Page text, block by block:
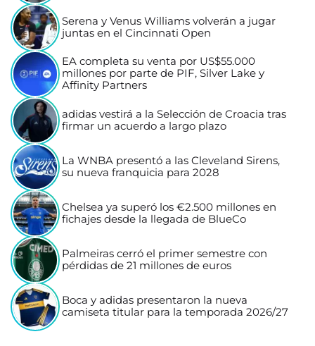
Serena y Venus Williams volverán a jugar
juntas en el Cincinnati Open
EA completa su venta por US$55.000
millones por parte de PIF, Silver Lake y
Affinity Partners
adidas vestirá a la Selección de Croacia tras
firmar un acuerdo a largo plazo
La WNBA presentó a las Cleveland Sirens,
su nueva franquicia para 2028
Chelsea ya superó los €2.500 millones en
fichajes desde la llegada de BlueCo
Palmeiras cerró el primer semestre con
pérdidas de 21 millones de euros
Boca y adidas presentaron la nueva
camiseta titular para la temporada 2026/27